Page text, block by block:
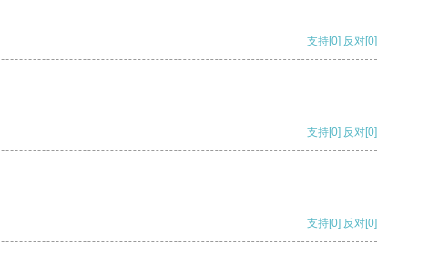
支持[0] 反对[0]
支持[0] 反对[0]
支持[0] 反对[0]